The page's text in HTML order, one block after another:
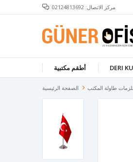
مركز الاتصال: 02124813692
أطقم مكتبية DERI
الصفحة الرئيسية طاولة المكتب